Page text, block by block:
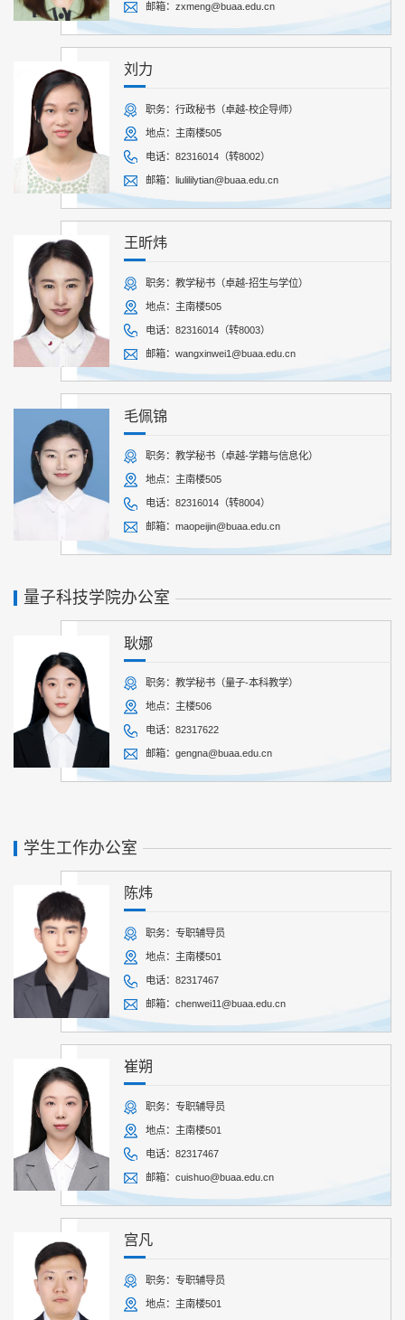
邮箱：zxmeng@buaa.edu.cn
刘力
职务：行政秘书（卓越-校企导师）
地点：主南楼505
电话：82316014（转8002）
邮箱：liulililytian@buaa.edu.cn
王昕炜
职务：教学秘书（卓越-招生与学位）
地点：主南楼505
电话：82316014（转8003）
邮箱：wangxinwei1@buaa.edu.cn
毛佩锦
职务：教学秘书（卓越-学籍与信息化）
地点：主南楼505
电话：82316014（转8004）
邮箱：maopeijin@buaa.edu.cn
量子科技学院办公室
耿娜
职务：教学秘书（量子-本科教学）
地点：主楼506
电话：82317622
邮箱：gengna@buaa.edu.cn
学生工作办公室
陈炜
职务：专职辅导员
地点：主南楼501
电话：82317467
邮箱：chenwei11@buaa.edu.cn
崔朔
职务：专职辅导员
地点：主南楼501
电话：82317467
邮箱：cuishuo@buaa.edu.cn
宫凡
职务：专职辅导员
地点：主南楼501